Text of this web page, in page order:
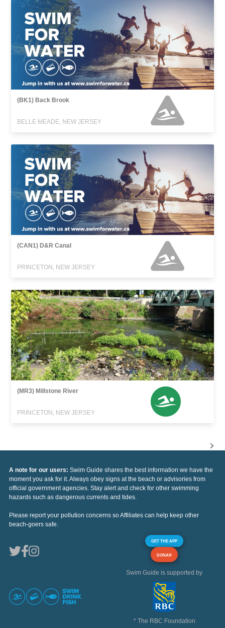
(BK1) Back Brook
BELLE MEADE, NEW JERSEY
(CAN1) D&R Canal
PRINCETON, NEW JERSEY
(MR3) Millstone River
PRINCETON, NEW JERSEY
A note for our users: Swim Guide shares the best information we have the
moment you ask for it. Always obey signs at the beach or advisories from
official government agencies. Stay alert and check for other swimming
hazards such as dangerous currents and tides.
Please report your pollution concerns so Affiliates can help keep other
beach-goers safe.
GET THE APP
DONAR
Swim Guide is supported by
* The RBC Foundation